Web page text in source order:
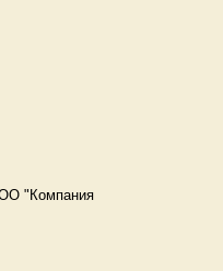
"Компания